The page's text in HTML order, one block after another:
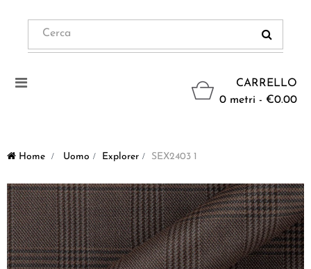
CARRELLO
0 metri - €0.00
Navigazione
Home > Uomo > Explorer > SEX2403 1